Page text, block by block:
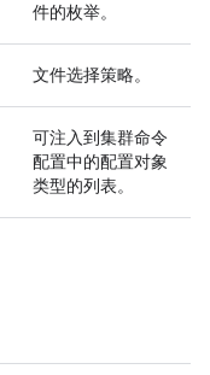
件的枚举。
文件选择策略。
可注入到集群命令
配置中的配置对象
类型的列表。